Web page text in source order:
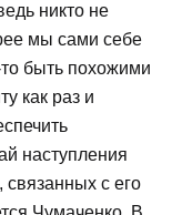
никто не
мы сами себе
быть похожими
как раз и
наступления
связанных с его